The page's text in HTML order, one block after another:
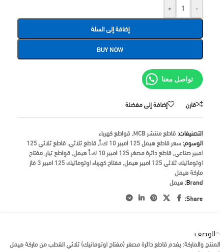
-
+
إضافة إلى السلة
BUY NOW
تواصل معنا
قارن إضافة إلى مفضلة
التصنيفات:قاطع منتشر MCB ,قواطع كهرباء
الوسوم:سعر قاطع هيمل 125 امبير 10 ك.أ ,قاطع ثلاثي,
قاطع ثلاثي 125
امبير صناعي,قاطع دائرة مصغر 125 امبير 10 ك.أ هيمل ,قواطع تيار,مفتاح
اوتوماتيك ثلاثي 125 امبير هيمل
,
مفتاح كهرباء اوتوماتيك 125 امبير 3 فاز
ماركة هيمل
Brand: هيمل
Share:
الوصف
المنتج والماركة:يقدم قاطع دائرة مصغر (مفتاح اوتوماتيك) ثلاثي القطب من ماركةهيمل